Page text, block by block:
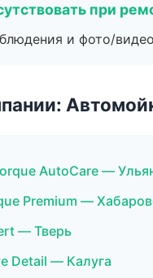
при
и фото/
AutoCare —
Premium —
— Тверь
Detail — Калуга